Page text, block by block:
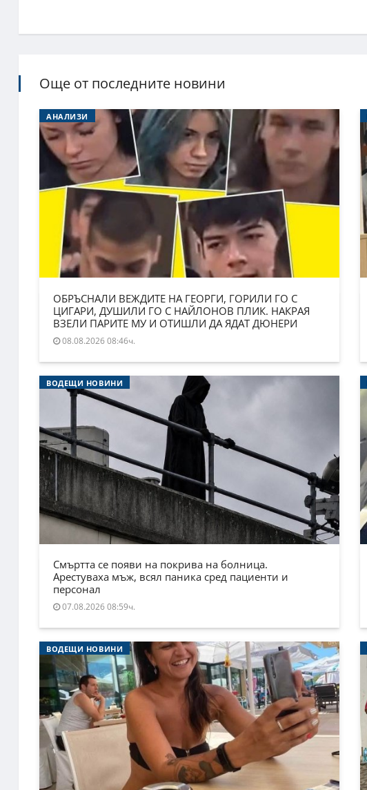
Още от последните новини
АНАЛИЗИ
ОБРЪСНАЛИ ВЕЖДИТЕ НА ГЕОРГИ, ГОРИЛИ ГО С
ЦИГАРИ, ДУШИЛИ ГО С НАЙЛОНОВ ПЛИК. НАКРАЯ
ВЗЕЛИ ПАРИТЕ МУ И ОТИШЛИ ДА ЯДАТ ДЮНЕРИ
08.08.2026 08:46ч.
ВОДЕЩИ НОВИНИ
Смъртта се появи на покрива на болница.
Арестуваха мъж, всял паника сред пациенти и
персонал
07.08.2026 08:59ч.
ВОДЕЩИ НОВИНИ